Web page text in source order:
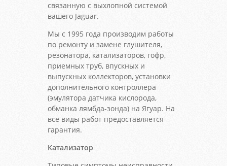
связанную с выхлопной системой
вашего Jaguar.
Мы с 1995 года производим работы
по ремонту и замене глушителя,
резонатора, катализаторов, гофр,
приемных труб, впускных и
выпускных коллекторов, установки
дополнительного контроллера
(эмулятора датчика кислорода,
обманка лямбда-зонда) на Ягуар. На
все виды работ предоставляется
гарантия.
Катализатор